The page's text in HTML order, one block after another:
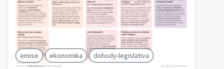
emise ekonomika dohody-legislativa